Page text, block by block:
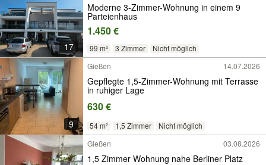
17
Moderne 3-Zimmer-Wohnung in einem 9
Parteienhaus
1.450 €
99 m² 3 Zimmer Nicht möglich
9
Gießen 14.07.2026
Gepflegte 1,5-Zimmer-Wohnung mit Terrasse
in ruhiger Lage
630 €
54 m² 1,5 Zimmer Nicht möglich
Gießen 03.08.2026
1,5 Zimmer Wohnung nahe Berliner Platz